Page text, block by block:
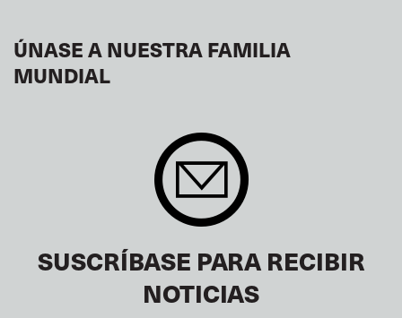
ÚNASE A NUESTRA FAMILIA
MUNDIAL
SUSCRÍBASE PARA RECIBIR
NOTICIAS